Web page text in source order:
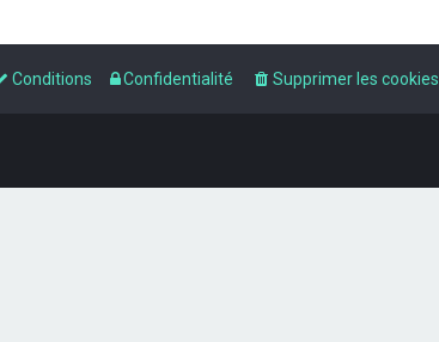
Supprimer les cookies
Confidentialité
Conditions